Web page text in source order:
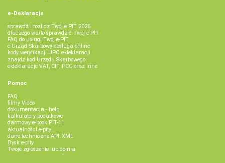
e-Deklaracje
sprawdź i rozlicz Twój e PIT 2026
dlaczego warto sprawdzić Twój e-PIT
FAQ do usługi Twój e-PIT
e-Urząd Skarbowy obsługa online
kody weryfikacji UPO e-deklaracji
znajdź kod Urzędu Skarbowego
e-deklaracje VAT, CIT, PCC oraz inne
Pomoc
FAQ
filmy Video
dokumentacja - help
kalkulatory podatkowe
darmowy e-book PIT-11
aktualności e-pity
dane techniczne API, XML
Dysk e-pity
Twoje zgłoszenie lub opinia